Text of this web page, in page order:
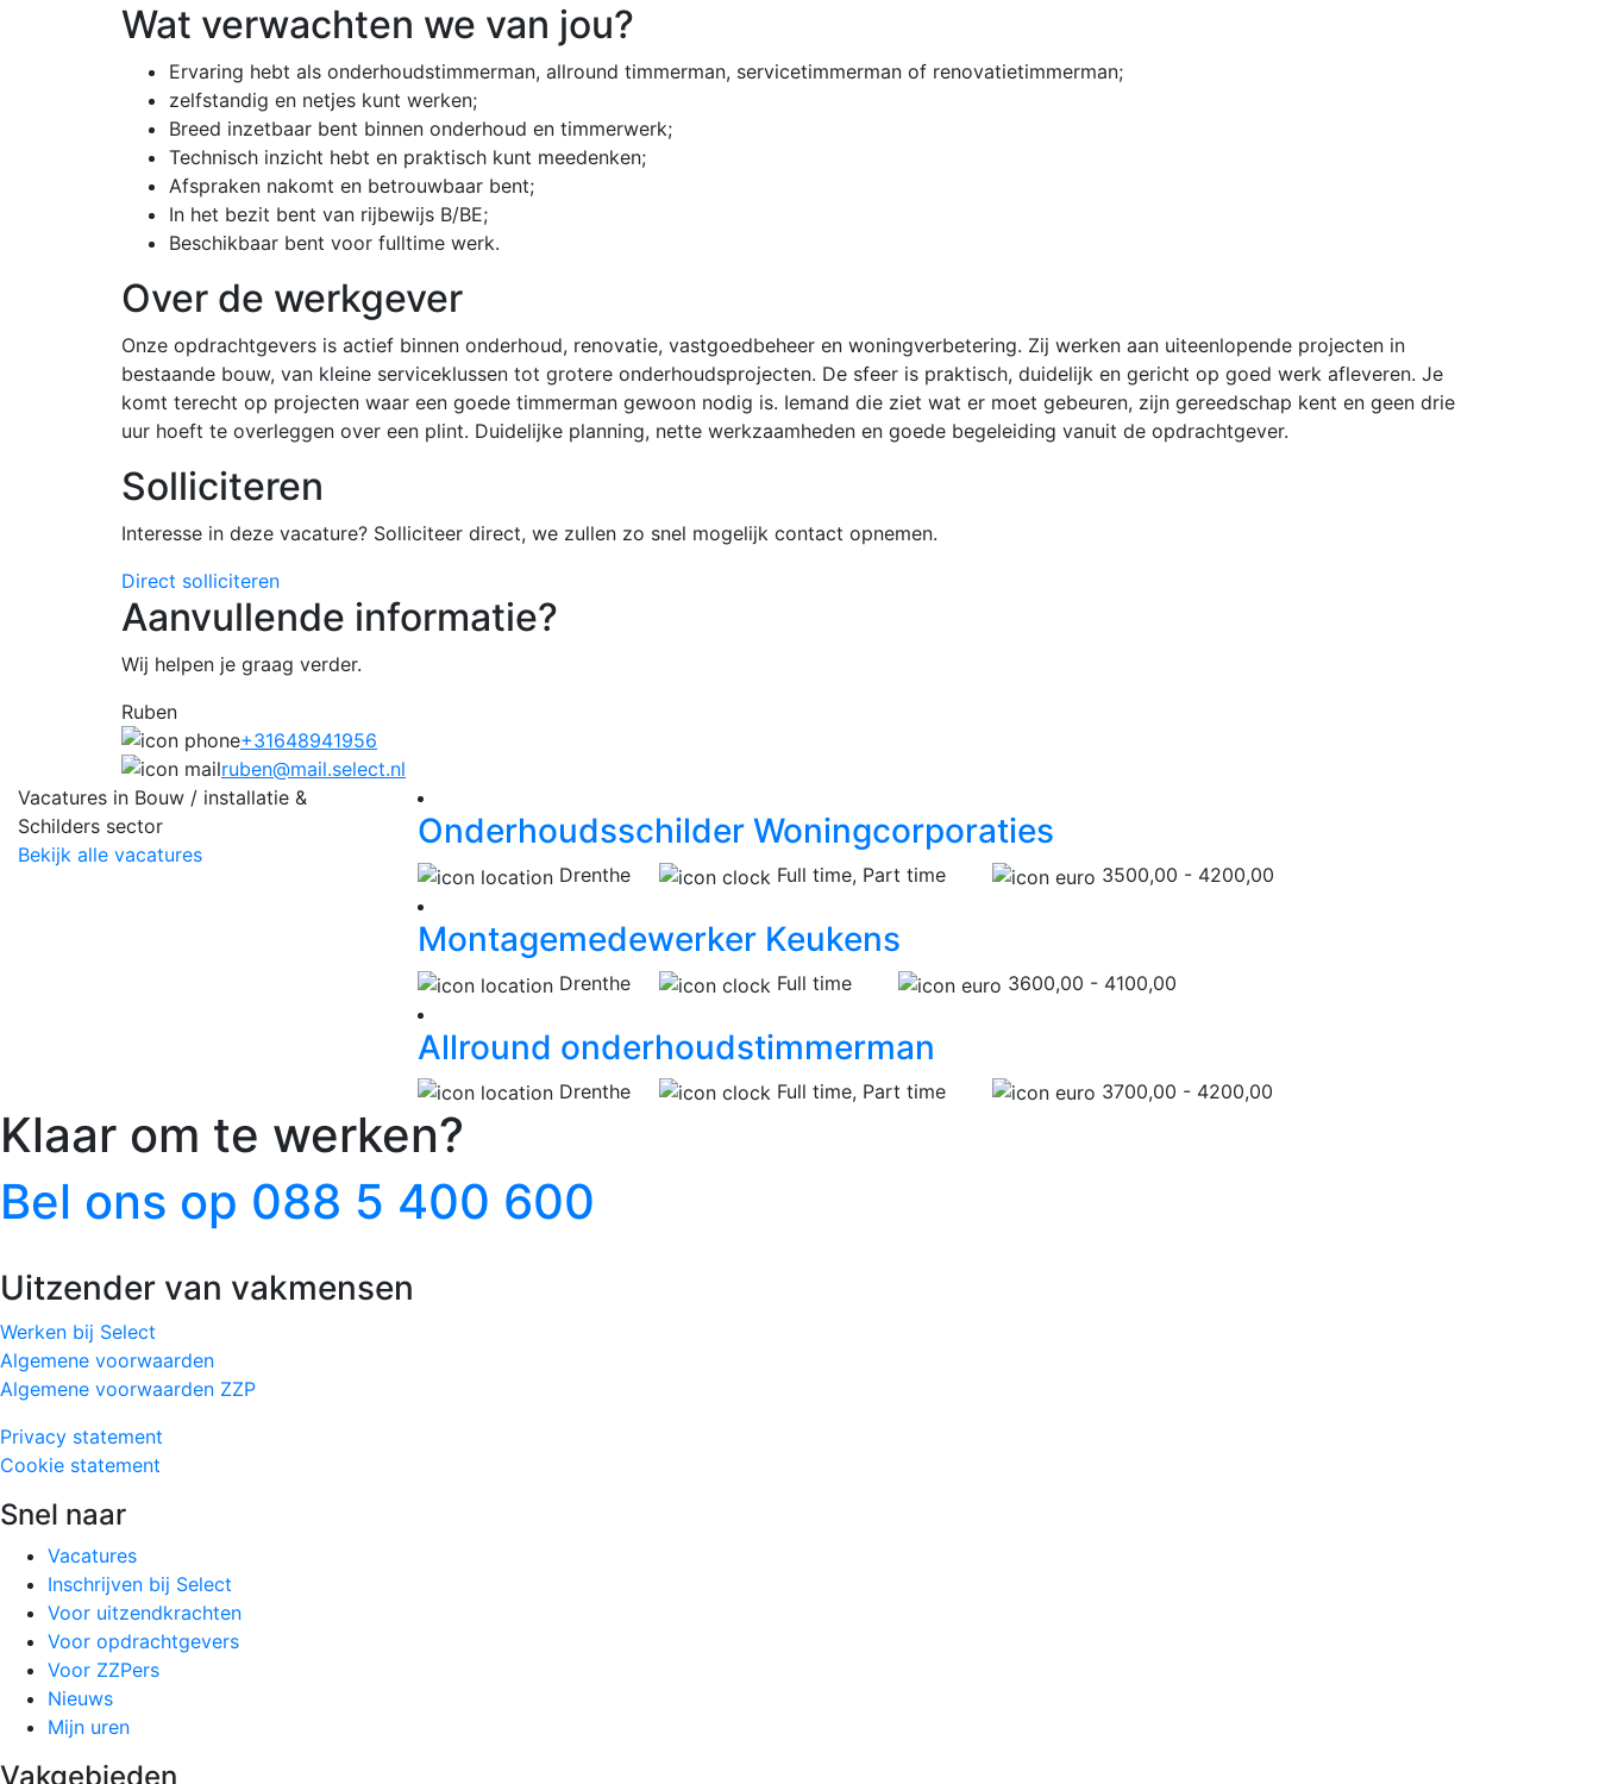
Wat verwachten we van jou?
Ervaring hebt als onderhoudstimmerman, allround timmerman, servicetimmerman of renovatietimmerman;
zelfstandig en netjes kunt werken;
Breed inzetbaar bent binnen onderhoud en timmerwerk;
Technisch inzicht hebt en praktisch kunt meedenken;
Afspraken nakomt en betrouwbaar bent;
In het bezit bent van rijbewijs B/BE;
Beschikbaar bent voor fulltime werk.
Over de werkgever
Onze opdrachtgevers is actief binnen onderhoud, renovatie, vastgoedbeheer en woningverbetering. Zij werken aan uiteenlopende projecten in
bestaande bouw, van kleine serviceklussen tot grotere onderhoudsprojecten. De sfeer is praktisch, duidelijk en gericht op goed werk afleveren. Je
komt terecht op projecten waar een goede timmerman gewoon nodig is. Iemand die ziet wat er moet gebeuren, zijn gereedschap kent en geen drie
uur hoeft te overleggen over een plint. Duidelijke planning, nette werkzaamheden en goede begeleiding vanuit de opdrachtgever.
Solliciteren
Interesse in deze vacature? Solliciteer direct, we zullen zo snel mogelijk contact opnemen.
Direct solliciteren
Aanvullende informatie?
Wij helpen je graag verder.
Ruben
+31648941956
ruben@mail.select.nl
Vacatures in Bouw / installatie &
Schilders sector
Bekijk alle vacatures
Onderhoudsschilder Woningcorporaties
Drenthe Full time, Part time 3500,00 - 4200,00
Montagemedewerker Keukens
Drenthe Full time 3600,00 - 4100,00
Allround onderhoudstimmerman
Drenthe Full time, Part time 3700,00 - 4200,00
Klaar om te werken?
Bel ons op 088 5 400 600
Uitzender van vakmensen
Werken bij Select
Algemene voorwaarden
Algemene voorwaarden ZZP
Privacy statement
Cookie statement
Snel naar
Vacatures
Inschrijven bij Select
Voor uitzendkrachten
Voor opdrachtgevers
Voor ZZPers
Nieuws
Mijn uren
Vakgebieden